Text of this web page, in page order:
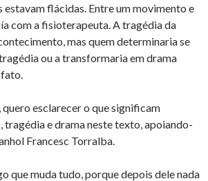
estavam flácidas. Entre um movimento e
com a fisioterapeuta. A tragédia da
mas quem determinaria se
ou a transformaria em drama
quero esclarecer o que significam
e drama neste texto, apoiando-
Francesc Torralba.
que muda tudo, porque depois dele nada